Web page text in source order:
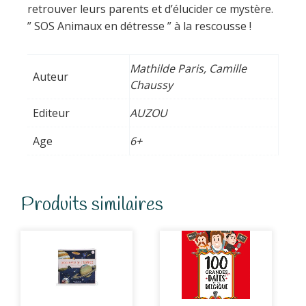
retrouver leurs parents et d’élucider ce mystère.
” SOS Animaux en détresse ” à la rescousse !
Auteur
Mathilde Paris, Camille
Chaussy
Editeur
AUZOU
Age
6+
Produits similaires